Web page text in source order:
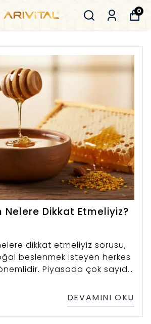
0
Nelere Dikkat Etmeliyiz?
dikkat etmeliyiz sorusu,
beslenmek isteyen herkes
Piyasada çok sayıda
her zaman kolay değildir. Bu
alma aşamasında bazı temel
bilmek gerekir.
DEVAMINI OKU